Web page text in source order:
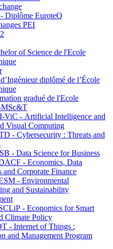
Diplôme EuroteQ
PEI
of Science de l'Ecole
diplômé de l’École
gradué de l'Ecole
MSc&T
ViC - Artificial Intelligence and
Visual Computing
- Cybersecurity : Threats and
- Data Science for Business
- Economics, Data
and Corporate Finance
- Environmental
and Sustainability
- Economics for Smart
Climate Policy
- Internet of Things :
and Management Program